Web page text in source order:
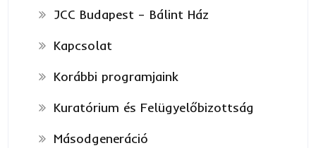
JCC Budapest – Bálint Ház
Kapcsolat
Korábbi programjaink
Kuratórium és Felügyelőbizottság
Másodgeneráció